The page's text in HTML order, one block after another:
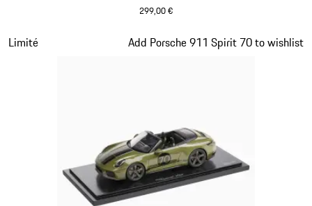
299,00 €
Limité Add Porsche 911 Spirit 70 to wishlist
Diapositive 14 sur 20